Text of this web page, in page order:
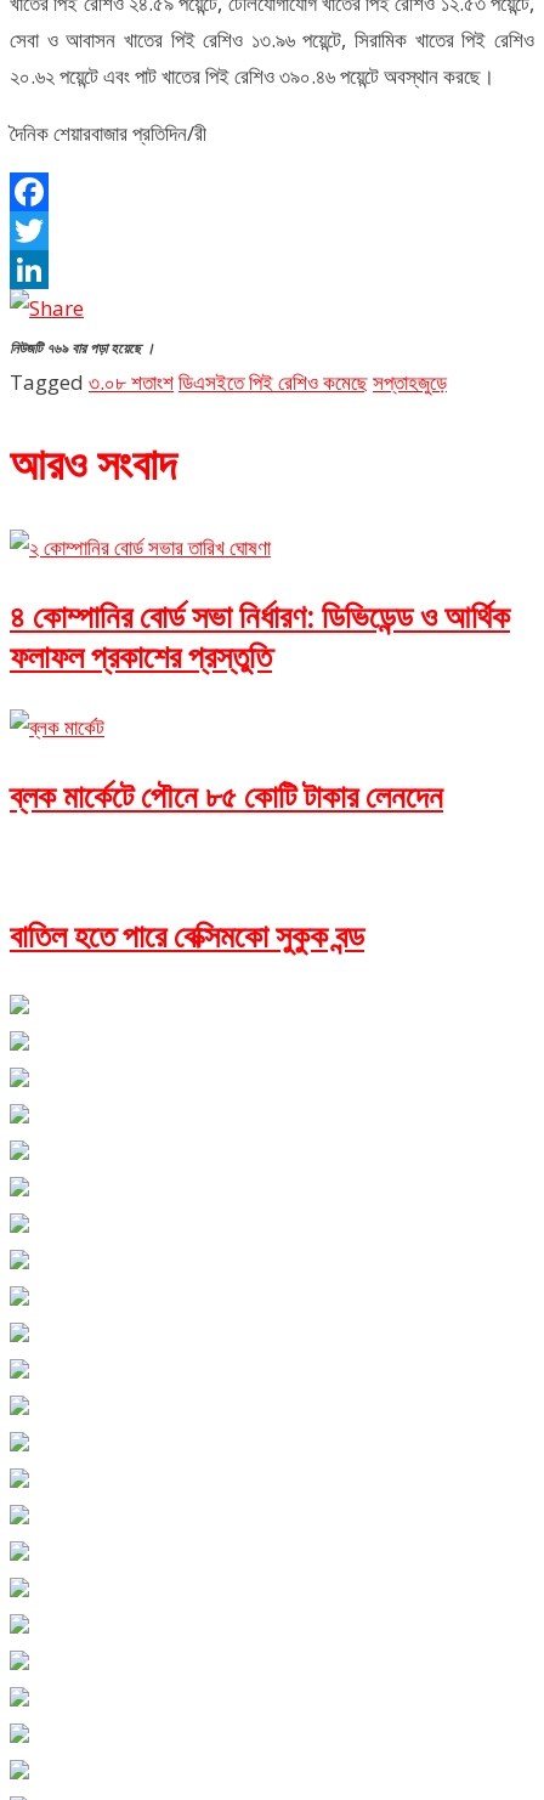
সেবা ও আবাসন খাতের পিই রেশিও ১৩.৯৬ পয়েন্টে, সিরামিক খাতের পিই রেশিও
২০.৬২ পয়েন্টে এবং পাট খাতের পিই রেশিও ৩৯০.৪৬ পয়েন্টে অবস্থান করছে।
দৈনিক শেয়ারবাজার প্রতিদিন/রী
Facebook
Twitter
LinkedIn
নিউজটি ৭৬৯ বার পড়া হয়েছে ।
Tagged ৩.০৮ শতাংশডিএসইতে পিই রেশিও কমেছেসপ্তাহজুড়ে
আরও সংবাদ
৪ কোম্পানির বোর্ড সভা নির্ধারণ: ডিভিডেন্ড ও আর্থিক
ফলাফল প্রকাশের প্রস্তুতি
ব্লক মার্কেটে পৌনে ৮৫ কোটি টাকার লেনদেন
বাতিল হতে পারে বেক্সিমকো সুকুক বন্ড